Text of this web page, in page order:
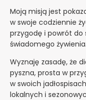
Moją misją jest
w swoje codziennie
przygodę i powrót
świadomego żywienia.
Wyznaję zasadę, że
pyszna, prosta w
w swoich
lokalnych i